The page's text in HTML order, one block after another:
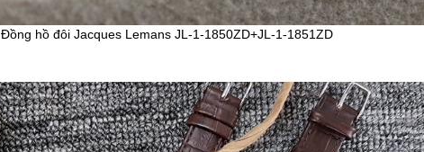
Đồng hồ đôi Jacques Lemans JL-1-1850ZD+JL-1-1851ZD